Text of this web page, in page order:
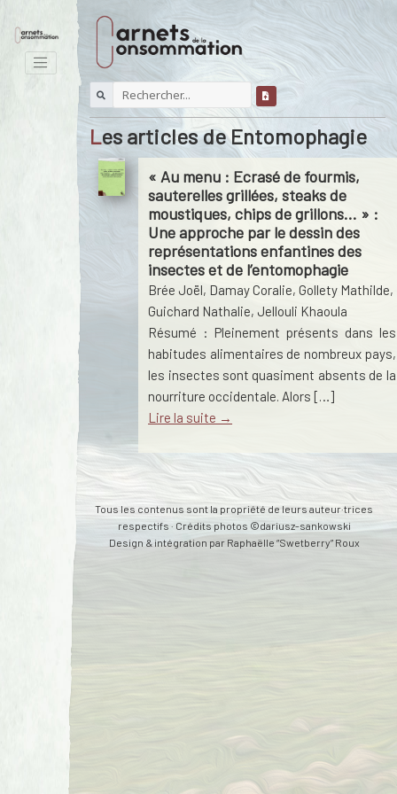
Les articles de Entomophagie
« Au menu : Ecrasé de fourmis,
sauterelles grillées, steaks de
moustiques, chips de grillons… » :
Une approche par le dessin des
représentations enfantines des
insectes et de l’entomophagie
Brée Joël, Damay Coralie,Gollety Mathilde,
Guichard Nathalie,Jellouli Khaoula
Résumé : Pleinement présents dans les
habitudes alimentaires de nombreux pays,
les insectes sont quasiment absents de la
nourriture occidentale. Alors […]
Lire la suite →
Tous les contenus sont la propriété de leurs auteur·trices
respectifs · Crédits photos ©dariusz-sankowski
Design & intégration par Raphaëlle “Swetberry” Roux